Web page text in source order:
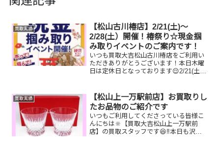
買取実績
【松山古川椿店】2/21(土)～
2/28(土）開催！椿祭り☆現金掴
み取りイベントのご案内です！
いつも買取大吉松山古川椿店をご利用い
ただきありがとうございます！本日木曜
日は定休日となっております😌2/21(土)
を開催中です！🥰11,500円以上ご成約の
お客...
買取実績
【松山上一万駅前店】お買取りし
たお品物のご紹介です
いつもご利用してくださっている皆様こ
んにちは🔆【買取大吉松山上一万駅前
店】の買取スタッフです😆‼️本日も沢山